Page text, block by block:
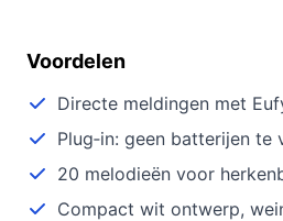
Voordelen
Directe meldingen met
Plug‑in: geen batterijen te
20 melodieën voor
Compact wit ontwerp,